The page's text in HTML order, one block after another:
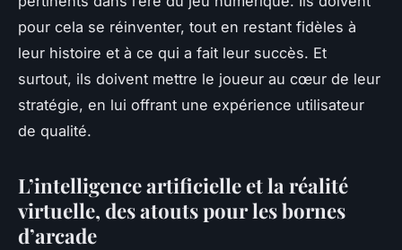
pour cela se réinventer, tout en restant fidèles à
leur histoire et à ce qui a fait leur succès. Et
surtout, ils doivent mettre le joueur au cœur de leur
stratégie, en lui offrant une expérience utilisateur
de qualité.
L’intelligence artificielle et la réalité
virtuelle, des atouts pour les bornes
d’arcade